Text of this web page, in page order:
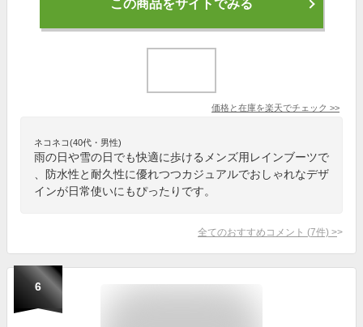
この商品をサイトでみる
価格と在庫を楽天でチェック >>
ネコネコ(40代・男性)
雨の日や雪の日でも快適に歩けるメンズ用レインブーツで
、防水性と耐久性に優れつつカジュアルでおしゃれなデザ
インが日常使いにもぴったりです。
全てのおすすめコメント (7件) >
6